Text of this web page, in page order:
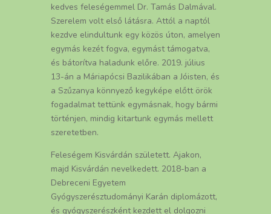
kedves feleségemmel Dr. Tamás Dalmával.
Szerelem volt első látásra. Attól a naptól
kezdve elindultunk egy közös úton, amelyen
egymás kezét fogva, egymást támogatva,
és bátorítva haladunk előre. 2019. július
13-án a Máriapócsi Bazilikában a Jóisten, és
a Szűzanya könnyező kegyképe előtt örök
fogadalmat tettünk egymásnak, hogy bármi
történjen, mindig kitartunk egymás mellett
szeretetben.
Feleségem Kisvárdán született. Ajakon,
majd Kisvárdán nevelkedett. 2018-ban a
Debreceni Egyetem
Gyógyszerésztudományi Karán diplomázott,
és gyógyszerészként kezdett el dolgozni